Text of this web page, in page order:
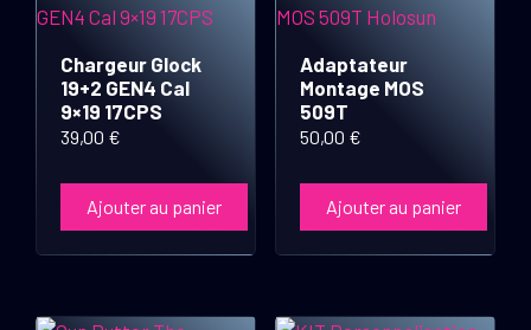
Chargeur Glock
19+2 GEN4 Cal
9×19 17CPS
39,00 €
Ajouter au panier
Adaptateur
Montage MOS
509T
50,00 €
Ajouter au panier